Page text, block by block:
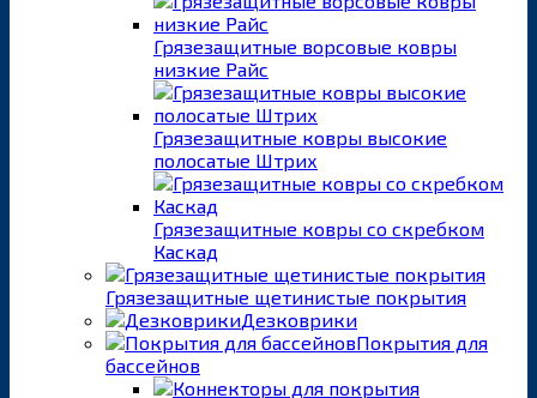
Грязезащитные ворсовые ковры
низкие Райс
Грязезащитные ковры высокие
полосатые Штрих
Грязезащитные ковры со скребком
Каскад
Грязезащитные щетинистые покрытия
Дезковрики
Покрытия для
бассейнов